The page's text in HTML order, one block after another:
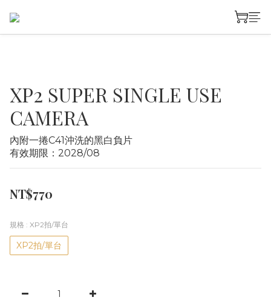
XP2 SUPER SINGLE USE
CAMERA
內附一捲C41沖洗的黑白負片
有效期限：2028/08
NT$770
規格 : XP2拍/單台
XP2拍/單台